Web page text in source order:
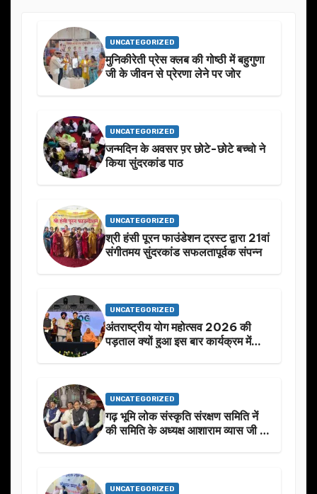
UNCATEGORIZED
मुनिकीरेती प्रेस क्लब की गोष्ठी में बहुगुणा
जी के जीवन से प्रेरणा लेने पर जोर
UNCATEGORIZED
जन्मदिन के अवसर प़र छोटे-छोटे बच्चो ने
किया सुंदरकांड पाठ
UNCATEGORIZED
श्री हंसी पूरन फाउंडेशन ट्रस्ट द्वारा 21वां
संगीतमय सुंदरकांड सफलतापूर्वक संपन्न
UNCATEGORIZED
अंतराष्ट्रीय योग महोत्सव 2026 की
पड़ताल क्यों हुआ इस बार कार्यक्रम में
UNCATEGORIZED
गढ़ भूमि लोक संस्कृति संरक्षण समिति नें
की समिति के अध्यक्ष आशाराम व्यास जी के
UNCATEGORIZED